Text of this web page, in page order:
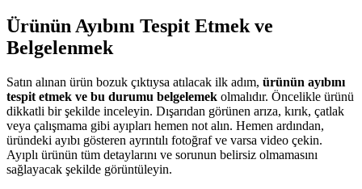
Ürünün Ayıbını Tespit Etmek ve
Belgelenmek
Satın alınan ürün bozuk çıktıysa atılacak ilk adım, ürünün ayıbını
tespit etmek ve bu durumu belgelemek olmalıdır. Öncelikle ürünü
dikkatli bir şekilde inceleyin. Dışarıdan görünen arıza, kırık, çatlak
veya çalışmama gibi ayıpları hemen not alın. Hemen ardından,
üründeki ayıbı gösteren ayrıntılı fotoğraf ve varsa video çekin.
Ayıplı ürünün tüm detaylarını ve sorunun belirsiz olmamasını
sağlayacak şekilde görüntüleyin.